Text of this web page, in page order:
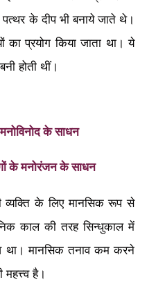
के दीप भी बनाये जाते थे।
का प्रयोग किया जाता था। ये
होती थीं।
मनोविनोद के साधन
के मनोरंजन के साधन
व्यक्ति के लिए मानसिक रूप से
काल की तरह सिन्धुकाल में
था। मानसिक तनाव कम करने
है।